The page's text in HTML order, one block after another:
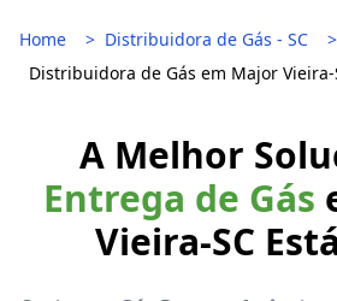
Home
Distribuidora de Gás - SC
Distribuidora de Gás em Major Vieira-
A Melhor
Entrega de Gás
Vieira-SC